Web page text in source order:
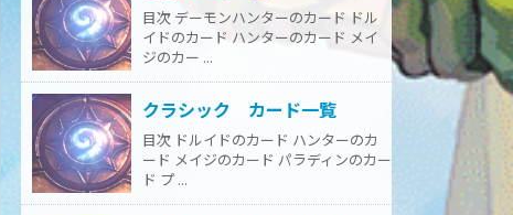
目次 デーモンハンターのカード ドル
イドのカード ハンターのカード メイ
ジのカー ...
クラシック カード一覧
目次 ドルイドのカード ハンターのカ
ード メイジのカード パラディンのカー
ド プ ...